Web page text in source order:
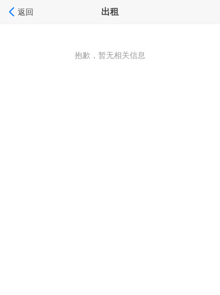
返回 出租
抱歉，暂无相关信息